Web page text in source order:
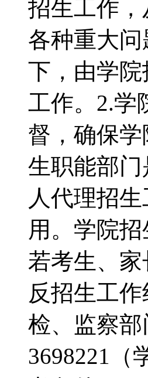
招生工作
各种重大
下，由学
工作。2.学
督，确保
生职能部
人代理招
用。学院
若考生、
反招生工
检、监察
3698221（